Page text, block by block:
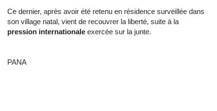
Ce dernier, après avoir été retenu en résidence surveillée dans
son village natal, vient de recouvrer la liberté, suite à la
pression internationale exercée sur la junte.
PANA